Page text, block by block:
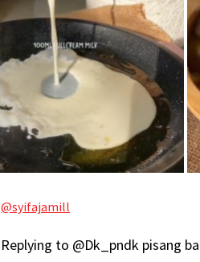
@syifajamill
Replying to @Dk_pndk pisang